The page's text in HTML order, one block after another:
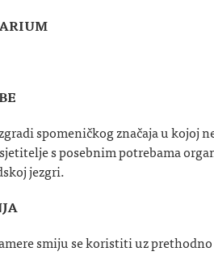
spomeničkog značaja u kojoj
s posebnim potrebama
jezgri.
smiju se koristiti uz